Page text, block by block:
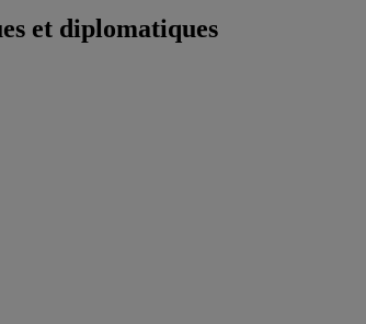
et diplomatiques